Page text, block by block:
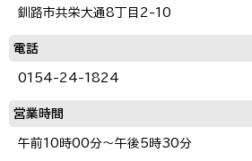
釧路市共栄大通8丁目2-10
電話
0154-24-1824
営業時間
午前10時00分～午後5時30分